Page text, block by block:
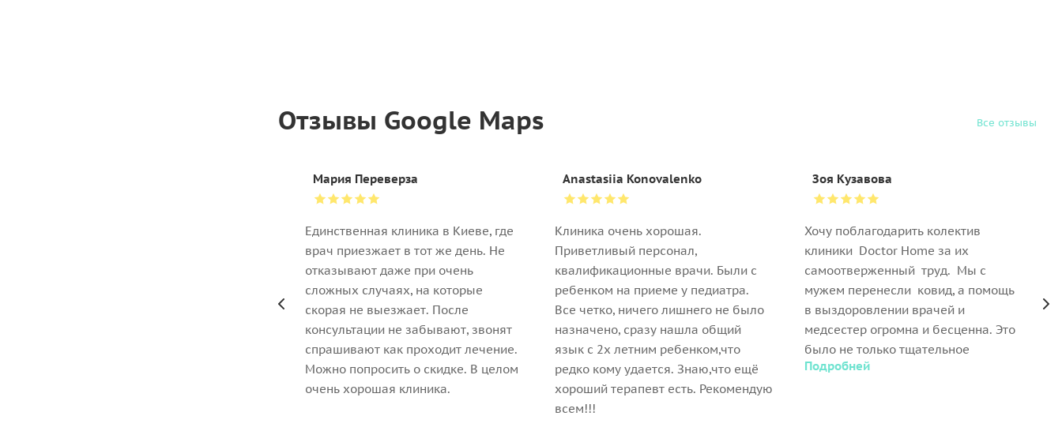
Все отзывы
Отзывы Google Maps
Мария Переверза
Единственная клиника в Киеве, где
врач приезжает в тот же день. Не
отказывают даже при очень
сложных случаях, на которые
скорая не выезжает. После
консультации не забывают, звонят
спрашивают как проходит лечение.
Можно попросить о скидке. В целом
очень хорошая клиника.
Anastasiia Konovalenko
Клиника очень хорошая.
Приветливый персонал,
квалификационные врачи. Были с
ребенком на приеме у педиатра.
Все четко, ничего лишнего не было
назначено, сразу нашла общий
язык с 2х летним ребенком,что
редко кому удается. Знаю,что ещё
хороший терапевт есть. Рекомендую
всем!!!
Зоя Кузавова
Хочу поблагодарить колектив
клиники Doctor Home за их
самоотверженный труд. Мы с
мужем перенесли ковид, а помощь
в выздоровлении врачей и
медсестер огромна и бесценна. Это
было не только тщательное
обследование каждого из нас.
Подробней